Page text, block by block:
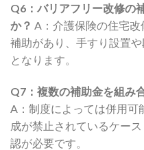
Q6：バリアフリー改修の
か？ A：介護保険の住宅
補助があり、手すり設置
となります。
Q7：複数の補助金を組み
A：制度によっては併用可
成が禁止されているケー
認が必要です。